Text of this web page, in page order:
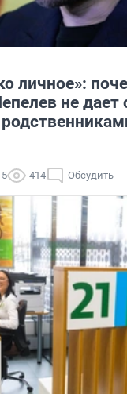
личное»:
не дает
414 Обсудить